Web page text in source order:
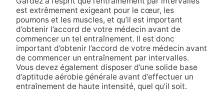
est extrêmement exigeant pour le cœur, les
poumons et les muscles, et qu’il est important
d’obtenir l’accord de votre médecin avant de
commencer un tel entraînement. Il est donc
important d’obtenir l’accord de votre médecin avant
de commencer un entraînement par intervalles.
Vous devez également disposer d’une solide base
d’aptitude aérobie générale avant d’effectuer un
entraînement de haute intensité, quel qu’il soit.